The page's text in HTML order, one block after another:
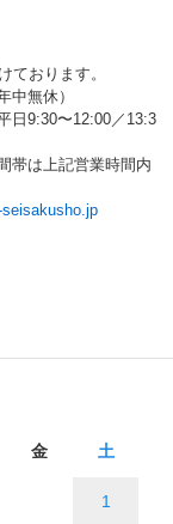
ております。
中無休）
日9:30〜12:00／13:3
帯は上記営業時間内
金 土
1